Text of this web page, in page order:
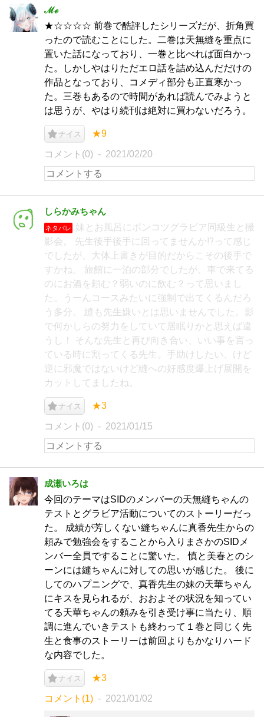
ℳℯ
★☆☆☆☆ 前巻で酷評したシリーズだが、折角買
ったので読むことにした。二巻は天無縫を重点に
置いた話になっており、一巻と比べれば面白かっ
た。しかしやはりただエロ話を詰め込んだだけの
作品となっており、コメディ部分も正直寒かっ
た。三巻もあるので時間があれば読んでみようと
は思うが、やはり続刊は絶対に買わないだろう。
ナイス ★9
コメント(0) 2021/02/20
しらかみちゃん
ネタバレ
妹とお風呂にポンコツグラビア同級生と撮
影会。 先生後手後手に回ってませんか⁉︎って感じ
でしたが、大体上書きが目的だからこその後手で
すかね。 旅館に一泊の部分でしたが、車で来てる
のにお酒を頼む？弱いのに飲む？って思いまし
た。うーんコースみたいに強制で出てくるんだろ
う多分。 縫も先生嫌いとは思いませんでした。影
で何かしらの努力をしていて居眠りかと思えば違
うし！ そんな先生と再び向き合い、いい事を言っ
ている時に割ってくる先生。手助けしたい、けど
逆に邪魔ではないけど縫への好感度爆上げ展開を
カットしてましたね。
ナイス ★3
コメント(0) 2021/01/15
成瀬いろは
今回のテーマはSIDのメンバーの天無縫ちゃんの
テストとグラビア活動についてのストーリーだっ
た。 成績が芳しくない縫ちゃんに真香先生からの
頼みで勉強会をすることから入りまさかのSIDメ
ンバー全員ですることに驚いた。 慎と美春とのシ
ーンには縫ちゃんに対しての思いが感じた。 後に
してのハプニングで、真香先生の妹の天華ちゃん
にキスを見られるが、おおよその状況を知ってい
てる天華ちゃんの頼みを引き受け事に当たり、順
調に進んでいきテストも終わって１巻と同じく先
生と食事のストーリーは前回よりもかなりハード
な内容でした。
ナイス ★3
コメント(1) 2021/01/02